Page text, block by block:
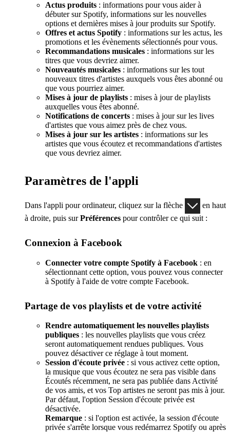
Actus produits : informations pour vous aider à
débuter sur Spotify, informations sur les nouvelles
options et dernières mises à jour produits sur Spotify.
Offres et actus Spotify : informations sur les actus, les
promotions et les évènements sélectionnés pour vous.
Recommandations musicales : informations sur les
titres que vous devriez aimer.
Nouveautés musicales : informations sur les tout
nouveaux titres d'artistes auxquels vous êtes abonné ou
que vous pourriez aimer.
Mises à jour de playlists : mises à jour de playlists
auxquelles vous êtes abonné.
Notifications de concerts : mises à jour sur les lives
d'artistes que vous aimez près de chez vous.
Mises à jour sur les artistes : informations sur les
artistes que vous écoutez et recommandations d'artistes
que vous devriez aimer.
Paramètres de l'appli
Dans l'appli pour ordinateur, cliquez sur la flèche
en haut
à droite, puis surPréférences pour contrôler ce qui suit :
Connexion à Facebook
Connecter votre compte Spotify à Facebook : en
sélectionnant cette option, vous pouvez vous connecter
à Spotify à l'aide de votre compte Facebook.
Partage de vos playlists et de votre activité
Rendre automatiquement les nouvelles playlists
publiques : les nouvelles playlists que vous créez
seront automatiquement rendues publiques. Vous
pouvez désactiver ce réglage à tout moment.
Session d'écoute privée : si vous activez cette option,
la musique que vous écoutez ne sera pas visible dans
Écoutés récemment, ne sera pas publiée dans Activité
de vos amis, et vos Top artistes ne seront pas mis à jour.
Par défaut, l'option Session d'écoute privée est
désactivée.
Remarque : si l'option est activée, la session d'écoute
privée s'arrête lorsque vous redémarrez Spotify ou après